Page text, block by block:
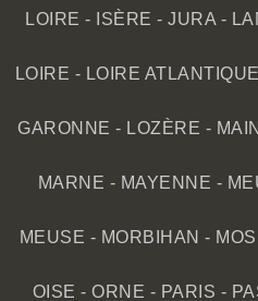
LOIRE - ISÈRE - JURA -
LOIRE - LOIRE ATLANTIQUE
GARONNE - LOZÈRE -
MARNE - MAYENNE -
MEUSE - MORBIHAN -
OISE - ORNE - PARIS -